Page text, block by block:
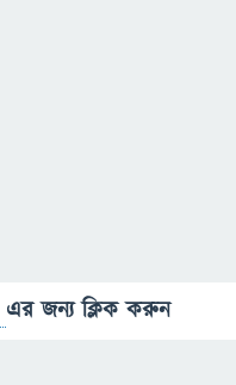
এর জন্য ক্লিক করুন